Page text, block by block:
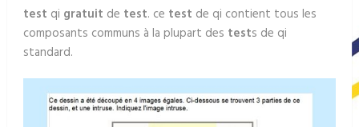
test qi gratuit de test. ce test de qi contient tous les
composants communs à la plupart des tests de qi
standard.